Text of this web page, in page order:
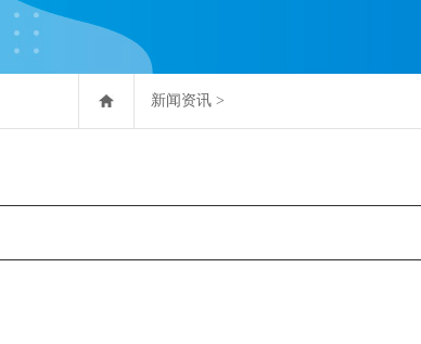
新闻资讯 >